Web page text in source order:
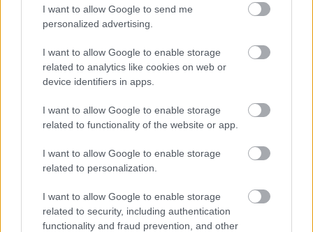
I want to allow Google to send me
personalized advertising.
I want to allow Google to enable storage
related to analytics like cookies on web or
device identifiers in apps.
I want to allow Google to enable storage
related to functionality of the website or app.
I want to allow Google to enable storage
related to personalization.
I want to allow Google to enable storage
related to security, including authentication
functionality and fraud prevention, and other
ΕΝΩΣΕΙΣ-ΑΚΑΔΗΜΙΕΣ
01/07/2026
Το Ελληνικό Κολλέγιο Θεσσαλονίκης σηκώνει την
Πρωτάθλημα Πετοσφαίρισης
Με δύο σχολικές ομάδες, αγοριών και κοριτσιών, το